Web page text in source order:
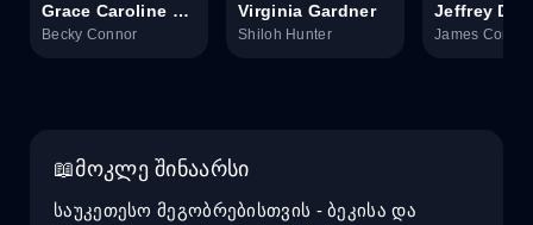
Grace Caroline Currey
Becky Connor
Virginia Gardner
Shiloh Hunter James Conner
მოკლე შინაარსი
საუკეთესო მეგობრებისთვის - ბეკისა და